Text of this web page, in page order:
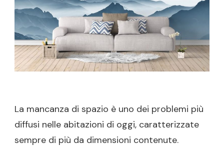
GLI
AMBIENTI
PIÙ
AMPI
La mancanza di spazio è uno dei problemi più
diffusi nelle abitazioni di oggi, caratterizzate
sempre di più da dimensioni contenute.